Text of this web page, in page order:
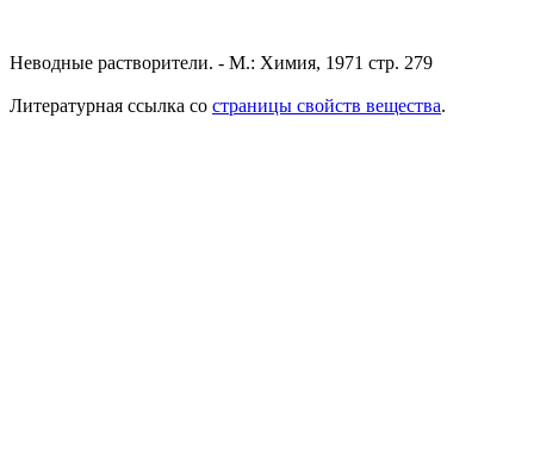
Неводные растворители. - М.: Химия, 1971 стр. 279
Литературная ссылка со страницы свойств вещества.